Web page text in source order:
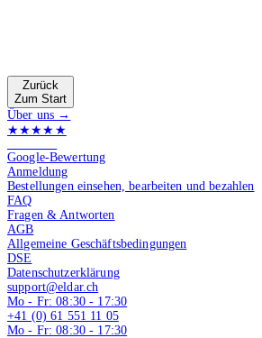
Zurück
Zum Start
Über uns →
★★★★★
Google-Bewertung
Anmeldung
Bestellungen einsehen, bearbeiten und bezahlen
FAQ
Fragen & Antworten
AGB
Allgemeine Geschäftsbedingungen
DSE
Datenschutzerklärung
support@eldar.ch
Mo - Fr: 08:30 - 17:30
+41 (0) 61 551 11 05
Mo - Fr: 08:30 - 17:30